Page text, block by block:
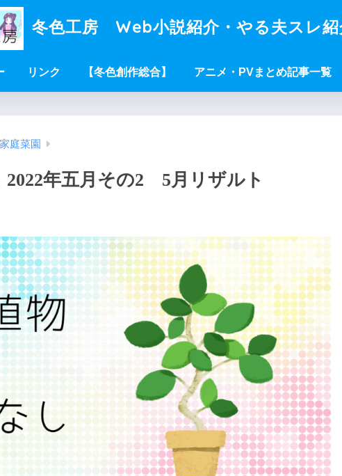
冬色工房 Web小説紹介・やる夫スレ
リンク 【冬色創作総合】 アニメ・PVまとめ記事一覧
庭菜園
2022年五月その2 5月リザルト